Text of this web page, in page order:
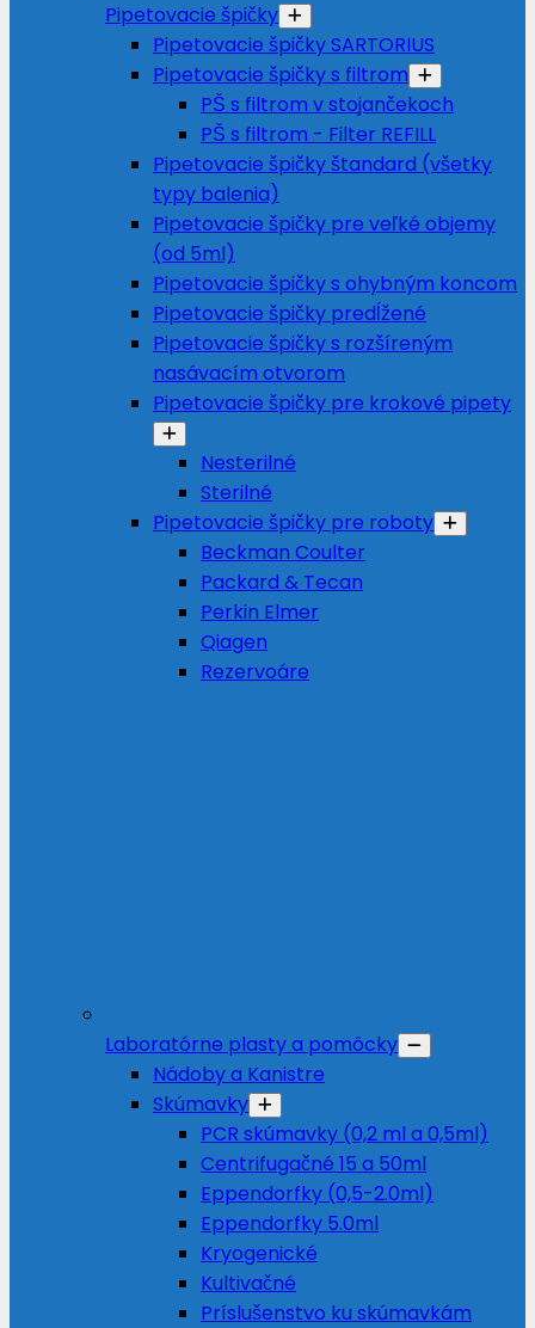
Pipetovacie špičky
Pipetovacie špičky SARTORIUS
Pipetovacie špičky s filtrom
PŠ s filtrom v stojančekoch
PŠ s filtrom - Filter REFILL
Pipetovacie špičky štandard (všetky
typy balenia)
Pipetovacie špičky pre veľké objemy
(od 5ml)
Pipetovacie špičky s ohybným koncom
Pipetovacie špičky predĺžené
Pipetovacie špičky s rozšíreným
nasávacím otvorom
Pipetovacie špičky pre krokové pipety
Nesterilné
Sterilné
Pipetovacie špičky pre roboty
Beckman Coulter
Packard & Tecan
Perkin Elmer
Qiagen
Rezervoáre
Laboratórne plasty a pomôcky
Nádoby a Kanistre
Skúmavky
PCR skúmavky (0,2 ml a 0,5ml)
Centrifugačné 15 a 50ml
Eppendorfky (0,5-2.0ml)
Eppendorfky 5.0ml
Kryogenické
Kultivačné
Príslušenstvo ku skúmavkám